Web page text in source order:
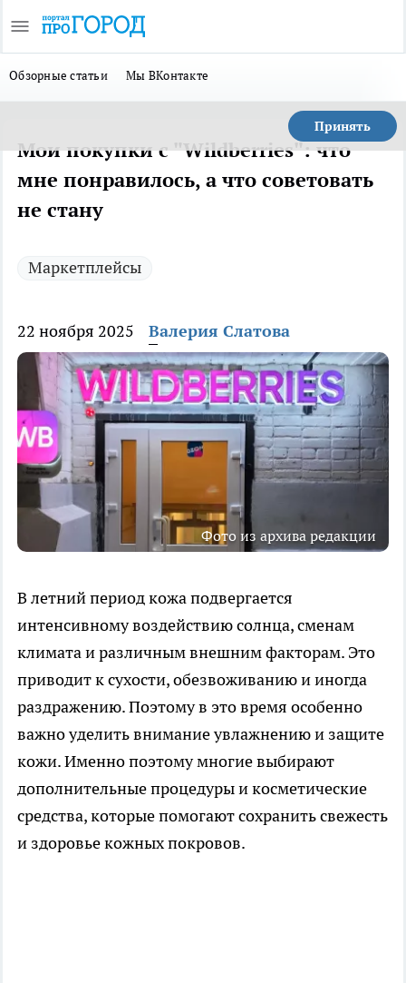
Обзорные статьи Мы ВКонтакте
Принять
Мои покупки с "Wildberries": что
мне понравилось, а что советовать
не стану
Маркетплейсы
22 ноября 2025 Валерия Слатова
Фото из архива редакции
В летний период кожа подвергается
интенсивному воздействию солнца, сменам
климата и различным внешним факторам. Это
приводит к сухости, обезвоживанию и иногда
раздражению. Поэтому в это время особенно
важно уделить внимание увлажнению и защите
кожи. Именно поэтому многие выбирают
дополнительные процедуры и косметические
средства, которые помогают сохранить свежесть
и здоровье кожных покровов.